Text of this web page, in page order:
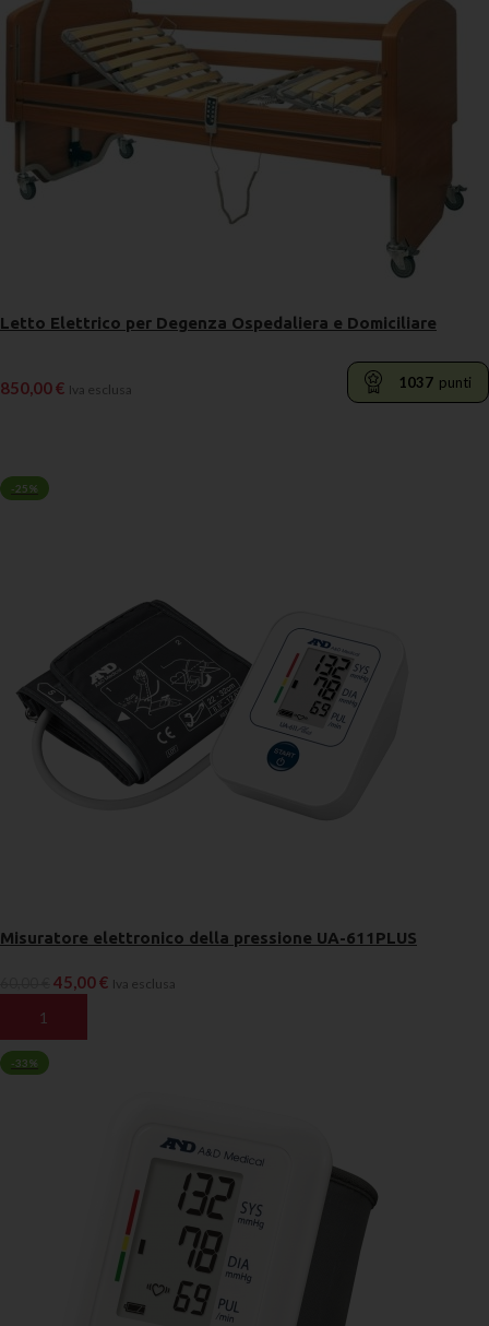
Letto Elettrico per Degenza Ospedaliera e Domiciliare
850,00€ Iva esclusa 1037 punti
-25%
Misuratore elettronico della pressione UA-611PLUS
45,00€ Iva esclusa
AGGIUNGI AL CARRELLO
-33%